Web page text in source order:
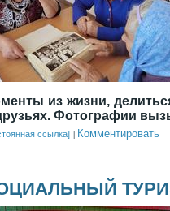
из жизни,
Фотографии
ссылка] Комментировать